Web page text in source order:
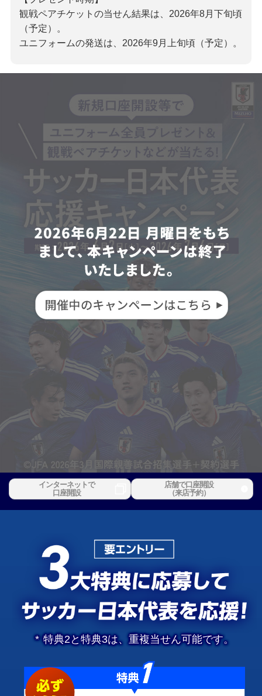
観戦ペアチケットの当せん結果は、2026年8月下旬頃
（予定）。
ユニフォームの発送は、2026年9月上旬頃（予定）。
インターネットで
口座開設
店舗で口座開設
（来店予約）
* 特典2と特典3は、重複当せん可能です。